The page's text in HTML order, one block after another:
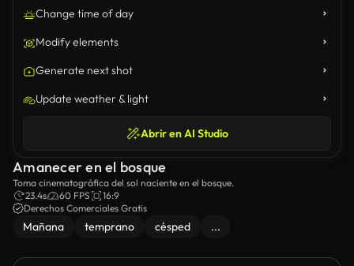
Change time of day
Modify elements
Generate next shot
Update weather & light
Abrir en AI Studio
Amanecer en el bosque
Toma cinematográfica del sol naciente en el bosque.
23.4s
60 FPS
16:9
Derechos Comerciales Gratis
Mañana temprano césped ...